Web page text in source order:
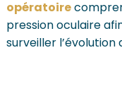
opératoire
pression oculaire
surveiller l’évolution